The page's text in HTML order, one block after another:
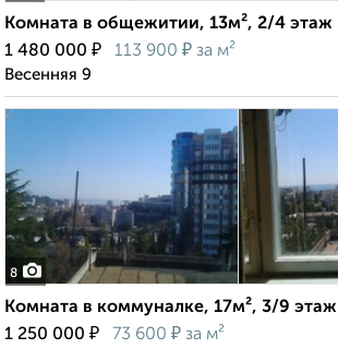
Комната в общежитии, 13м², 2/4 этаж
1 480 000 ₽ 113 900 ₽ за м²
Весенняя 9
8
Комната в коммуналке, 17м², 3/9 этаж
1 250 000 ₽ 73 600 ₽ за м²